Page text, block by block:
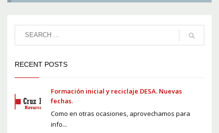
RECENT POSTS
Formación inicial y reciclaje DESA. Nuevas
fechas.
Como en otras ocasiones, aprovechamos para
info...